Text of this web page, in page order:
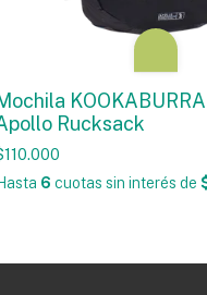
Rucksack
6 cuotas sin interés de